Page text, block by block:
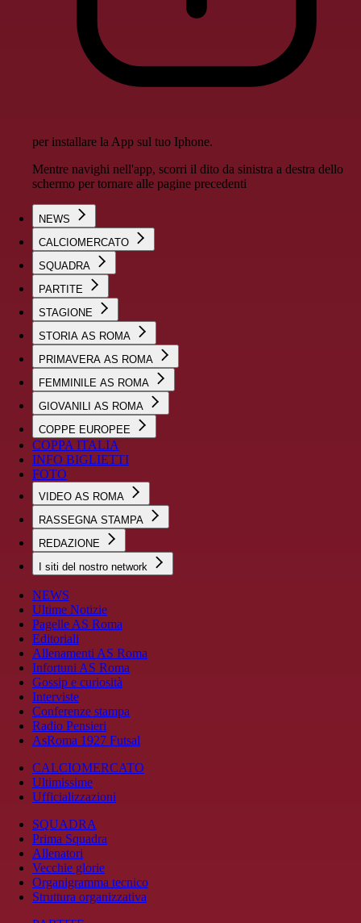
per installare la App sul tuo Iphone.
Mentre navighi nell'app, scorri il dito da sinistra a destra dello
schermo per tornare alle pagine precedenti
NEWS
CALCIOMERCATO
SQUADRA
PARTITE
STAGIONE
STORIA AS ROMA
PRIMAVERA AS ROMA
FEMMINILE AS ROMA
GIOVANILI AS ROMA
COPPE EUROPEE
COPPA ITALIA
INFO BIGLIETTI
FOTO
VIDEO AS ROMA
RASSEGNA STAMPA
REDAZIONE
I siti del nostro network
NEWS
Ultime Notizie
Pagelle AS Roma
Editoriali
Allenamenti AS Roma
Infortuni AS Roma
Gossip e curiosità
Interviste
Conferenze stampa
Radio Pensieri
AsRoma 1927 Futsal
CALCIOMERCATO
Ultimissime
Ufficializzazioni
SQUADRA
Prima Squadra
Allenatori
Vecchie glorie
Organigramma tecnico
Struttura organizzativa